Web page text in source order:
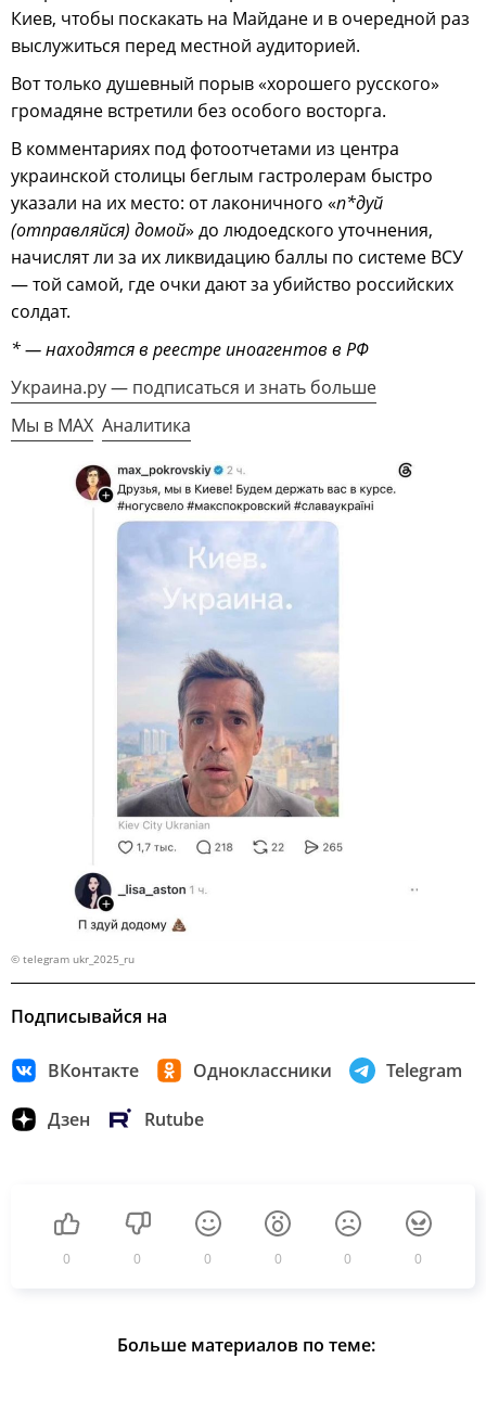
Киев, чтобы поскакать на Майдане и в очередной раз
выслужиться перед местной аудиторией.
Вот только душевный порыв «хорошего русского»
громадяне встретили без особого восторга.
В комментариях под фотоотчетами из центра
украинской столицы беглым гастролерам быстро
указали на их место: от лаконичного «п*дуй
(отправляйся) домой» до людоедского уточнения,
начислят ли за их ликвидацию баллы по системе ВСУ
— той самой, где очки дают за убийство российских
солдат.
* — находятся в реестре иноагентов в РФ
Украина.ру — подписаться и знать больше
Мы в MAX Аналитика
© telegram ukr_2025_ru
Подписывайся на
ВКонтакте Одноклассники Telegram
Дзен Rutube
0 0 0 0 0 0
Больше материалов по теме: